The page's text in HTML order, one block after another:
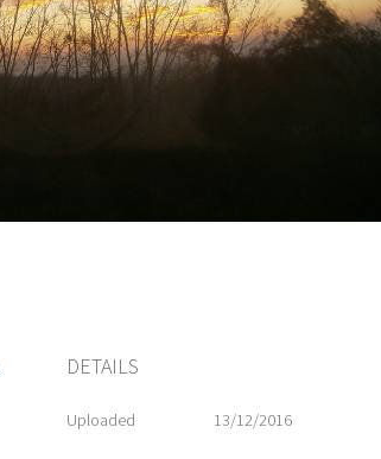
DETAILS
Uploaded 13/12/2016